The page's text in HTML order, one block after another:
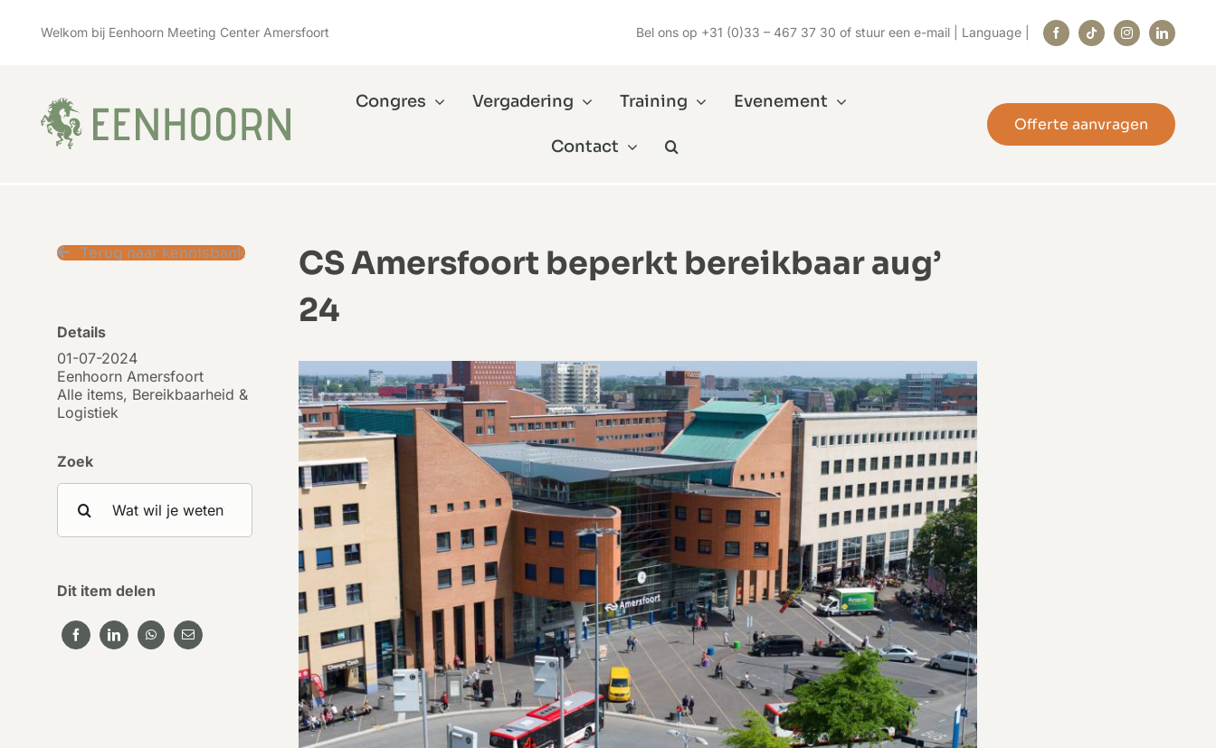
Welkom bij Eenhoorn Meeting Center Amersfoort Bel ons op +31 (0)33 – 467 37 30 of stuureen e-mail Language
Congres Vergadering Training Evenement
Contact
Offerte aanvragen
Terug naar kennisbank
Details
01-07-2024
Eenhoorn Amersfoort
Alle items, Bereikbaarheid &
Logistiek
Zoek
for:
Dit item delen
CS Amersfoort beperkt bereikbaar aug’
24